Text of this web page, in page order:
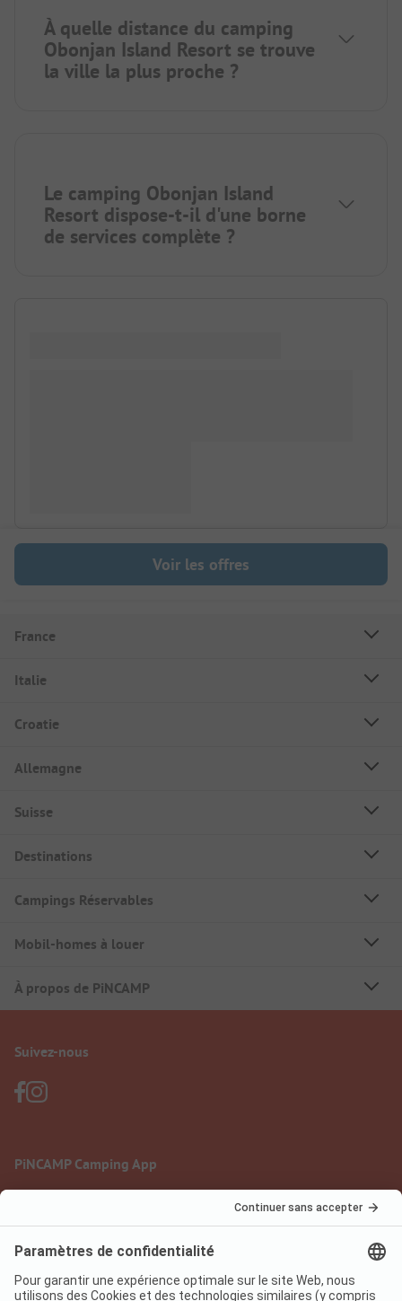
À quelle distance du camping
Obonjan Island Resort se trouve
la ville la plus proche ?
Le camping Obonjan Island
Resort dispose-t-il d'une borne
de services complète ?
Voir les offres
France
Italie
Croatie
Allemagne
Suisse
Destinations
Campings Réservables
Mobil-homes à louer
À propos de PiNCAMP
Suivez-nous
PiNCAMP Camping App